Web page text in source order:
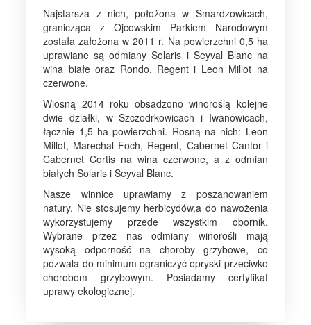
Najstarsza z nich, położona w Smardzowicach,
granicząca z Ojcowskim Parkiem Narodowym
została założona w 2011 r. Na powierzchni 0,5 ha
uprawiane są odmiany Solaris i Seyval Blanc na
wina białe oraz Rondo, Regent i Leon Millot na
czerwone.
Wiosną 2014 roku obsadzono winoroślą kolejne
dwie działki, w Szczodrkowicach i Iwanowicach,
łącznie 1,5 ha powierzchni. Rosną na nich: Leon
Millot, Marechal Foch, Regent, Cabernet Cantor i
Cabernet Cortis na wina czerwone, a z odmian
białych Solaris i Seyval Blanc.
Nasze winnice uprawiamy z poszanowaniem
natury. Nie stosujemy herbicydów,a do nawożenia
wykorzystujemy przede wszystkim obornik.
Wybrane przez nas odmiany winorośli mają
wysoką odporność na choroby grzybowe, co
pozwala do minimum ograniczyć opryski przeciwko
chorobom grzybowym. Posiadamy certyfikat
uprawy ekologicznej.